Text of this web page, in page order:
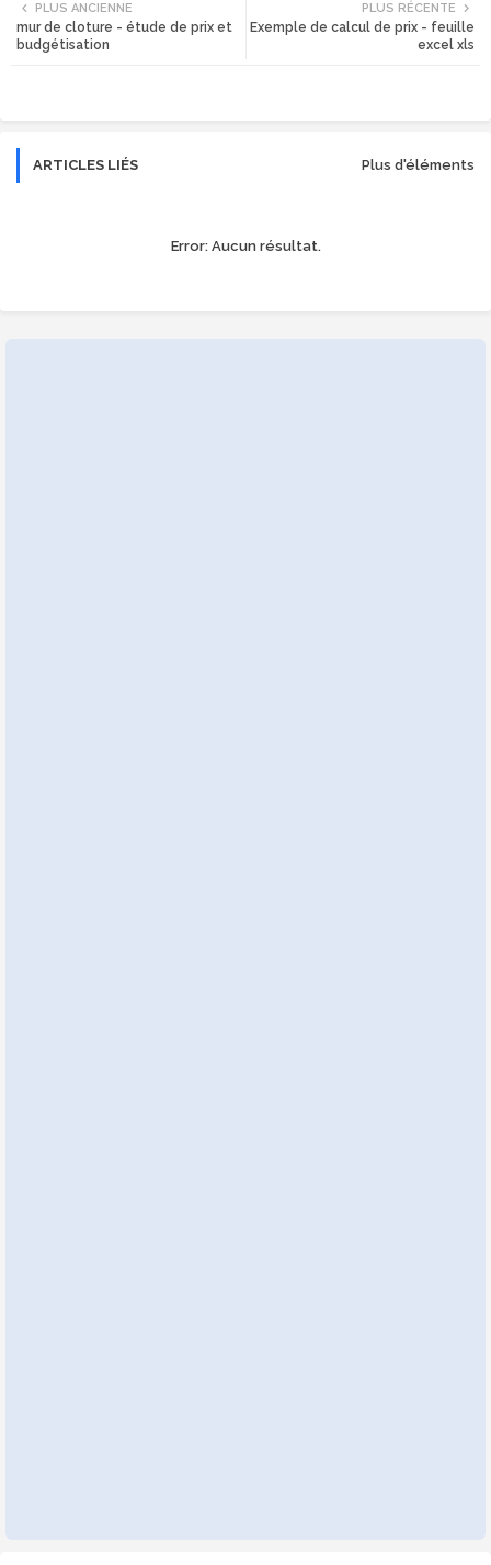
tte ats
PLUS RÉCENTE
Exemple de calcul de prix - feuille
excel xls
PLUS ANCIENNE
mur de cloture - étude de prix et
budgétisation
ARTICLES LIÉS Plus d'éléments
Error:Aucun résultat.